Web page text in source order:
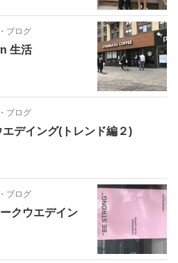
・ ブログ
5/3 New York Lock down 生活
・ ブログ
デイング(トレンド編２)
・ ブログ
クウエデイン